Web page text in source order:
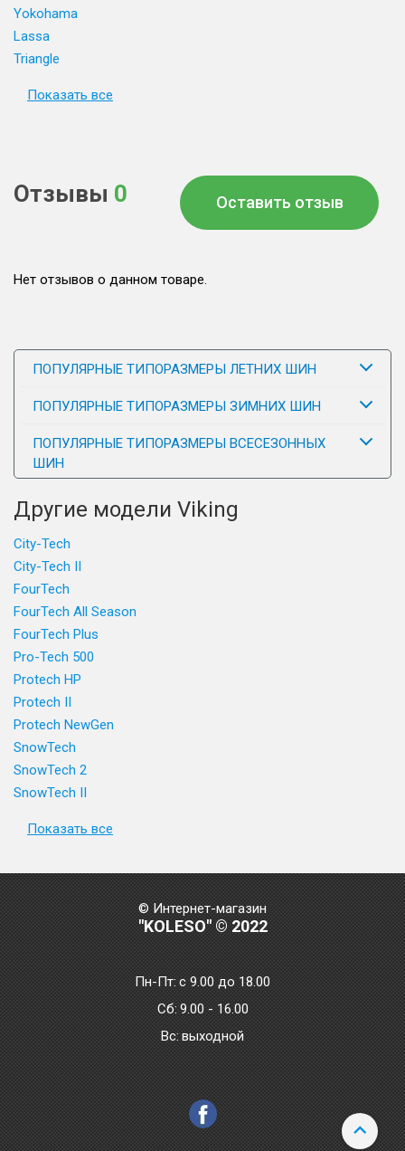
Yokohama
Lassa
Triangle
Показать все
Отзывы 0 Оставить отзыв
Нет отзывов о данном товаре.
ПОПУЛЯРНЫЕ ТИПОРАЗМЕРЫ ЛЕТНИХ ШИН
ПОПУЛЯРНЫЕ ТИПОРАЗМЕРЫ ЗИМНИХ ШИН
ПОПУЛЯРНЫЕ ТИПОРАЗМЕРЫ ВСЕСЕЗОННЫХ
ШИН
Другие модели Viking
City-Tech
City-Tech II
FourTech
FourTech All Season
FourTech Plus
Pro-Tech 500
Protech HP
Protech II
Protech NewGen
SnowTech
SnowTech 2
SnowTech II
Показать все
© Интернет-магазин
"KOLESO" © 2022
Пн-Пт:с 9.00 до 18.00
Сб: 9.00 - 16.00
Bc: выходной